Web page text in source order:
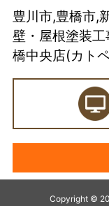
カトペンの技
当店の強み
ショールーム
契約前に確認
外壁塗装セミ
豊川市,豊橋市,
壁・屋根塗装
橋中央店(カト
Copyright ©